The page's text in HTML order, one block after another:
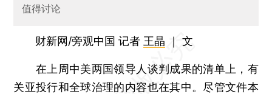
值得讨论
财新网/旁观中国 记者 王晶 ｜ 文
在上周中美两国领导人谈判成果的清单上，有
关亚投行和全球治理的内容也在其中。尽管文件本